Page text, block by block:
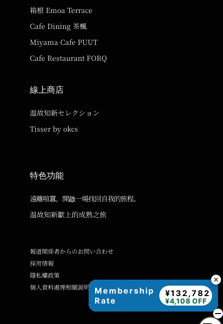
箱根 Emoa Terrace
Cafe Dining 茶楓
Miyama Cafe PUUT
Cafe Restaurant FORQ
線上商店
温故知新セレクション
Tisser by okcs
特色功能
遠離喧囂，開啟一場找回自我的旅程。
温故知新獻上的成熟之旅
報道関係者からのお問い合わせ
採用情報
隱私權政策
個人資料處理相關說明
Membership
Rate
¥132,782
¥4,108 OFF